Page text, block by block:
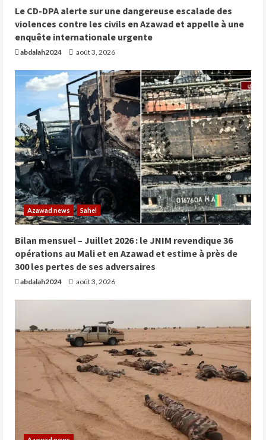
Le CD-DPA alerte sur une dangereuse escalade des
violences contre les civils en Azawad et appelle à une
enquête internationale urgente
abdalah2024 août 3, 2026
Azawad news Sahel
Bilan mensuel – Juillet 2026 : le JNIM revendique 36
opérations au Mali et en Azawad et estime à près de
300 les pertes de ses adversaires
abdalah2024 août 3, 2026